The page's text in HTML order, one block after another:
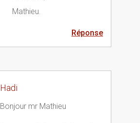
Mathieu.
Réponse
Hadi
Bonjour mr Mathieu